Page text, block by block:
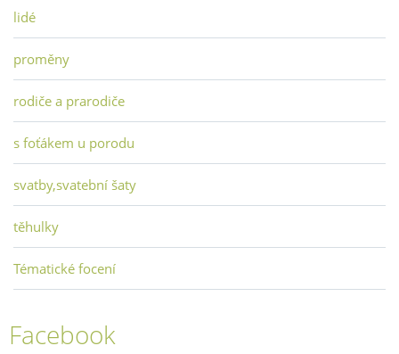
lidé
proměny
rodiče a prarodiče
s foťákem u porodu
svatby,svatební šaty
těhulky
Tématické focení
Facebook